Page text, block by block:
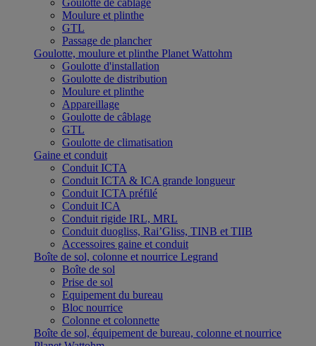
Goulotte de câblage
Moulure et plinthe
GTL
Passage de plancher
Goulotte, moulure et plinthe Planet Wattohm
Goulotte d'installation
Goulotte de distribution
Moulure et plinthe
Appareillage
Goulotte de câblage
GTL
Goulotte de climatisation
Gaine et conduit
Conduit ICTA
Conduit ICTA & ICA grande longueur
Conduit ICTA préfilé
Conduit ICA
Conduit rigide IRL, MRL
Conduit duogliss, Rai’Gliss, TINB et TIIB
Accessoires gaine et conduit
Boîte de sol, colonne et nourrice Legrand
Boîte de sol
Prise de sol
Equipement du bureau
Bloc nourrice
Colonne et colonnette
Boîte de sol, équipement de bureau, colonne et nourrice